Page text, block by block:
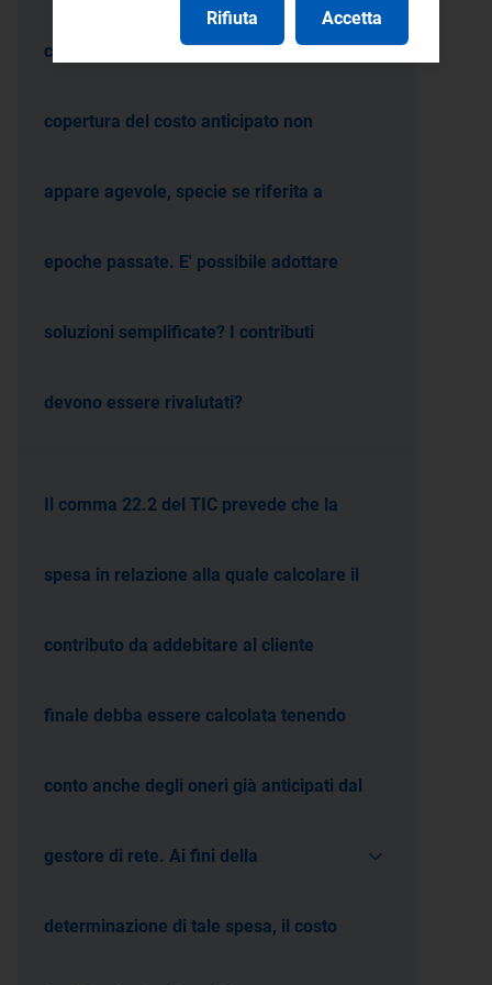
che hanno già concorso a una parziale
copertura del costo anticipato non
appare agevole, specie se riferita a
epoche passate. E' possibile adottare
soluzioni semplificate? I contributi
devono essere rivalutati?
Il comma 22.2 del TIC prevede che la
spesa in relazione alla quale calcolare il
contributo da addebitare al cliente
finale debba essere calcolata tenendo
conto anche degli oneri già anticipati dal
gestore di rete. Ai fini della
determinazione di tale spesa, il costo
Rifiuta Accetta